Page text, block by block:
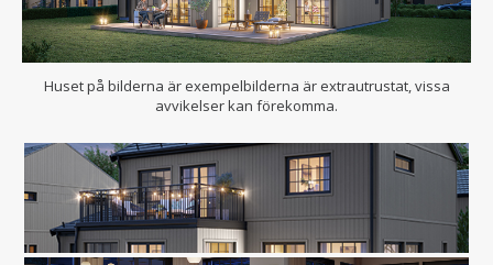
Huset på bilderna är exempelbilderna är extrautrustat, vissa
avvikelser kan förekomma.